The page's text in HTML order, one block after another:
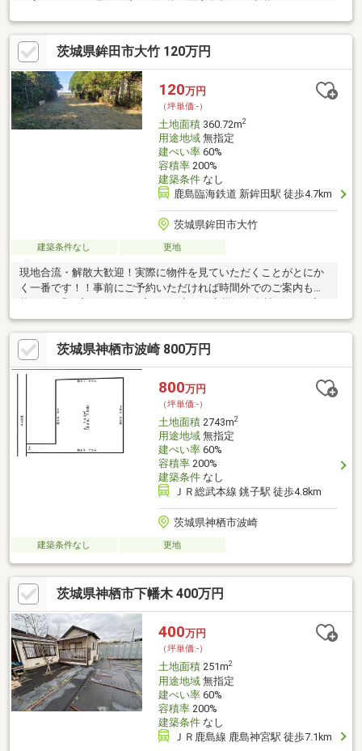
20mm・下水道引込有り
茨城県鉾田市大竹 120万円
120万円
（坪単価:-）
土地面積360.72m2
用途地域無指定
建ぺい率60%
容積率200%
建築条件なし
鹿島臨海鉄道 新鉾田駅 徒歩4.7km
茨城県鉾田市大竹
建築条件なし 更地
現地合流・解散大歓迎！実際に物件を見ていただくことがとにか
く一番です！！事前にご予約いただければ時間外でのご案内も可
住宅ローンを取り扱っている弊社だからこそ出来るご提案がござ
います！不動産会社選びで迷っている方はぜひ一度ご相談くださ
い♪
茨城県神栖市波崎 800万円
800万円
（坪単価:-）
土地面積2743m2
用途地域無指定
建ぺい率60%
容積率200%
建築条件なし
ＪＲ総武本線 銚子駅 徒歩4.8km
茨城県神栖市波崎
建築条件なし 更地
茨城県神栖市下幡木 400万円
400万円
（坪単価:-）
土地面積251m2
用途地域無指定
建ぺい率60%
容積率200%
建築条件なし
ＪＲ鹿島線 鹿島神宮駅 徒歩7.1km